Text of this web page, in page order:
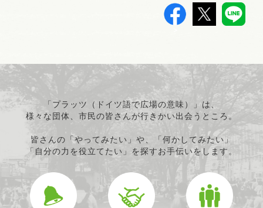
「プラッツ（ドイツ語で広場の意味）」は、
様々な団体、市民の皆さんが行きかい出会うところ。
皆さんの「やってみたい」や、「何かしてみたい」
「自分の力を役立てたい」を探すお手伝いをします。